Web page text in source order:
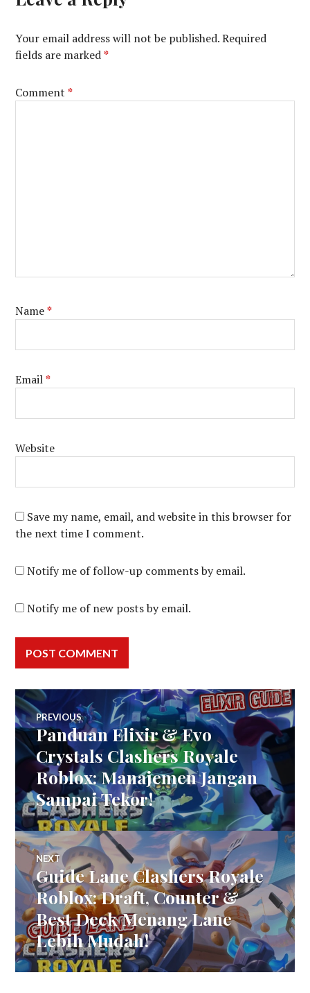
Your email address will not be published. Required
fields are marked*
Comment*
Name*
Email*
Website
Save my name, email, and website in this browser for
the next time I comment.
Notify me of follow-up comments by email.
Notify me of new posts by email.
Post
navigation
PREVIOUS
Previous
post:
Panduan Elixir & Evo
Crystals Clashers Royale
Roblox: Manajemen Jangan
Sampai Tekor!
NEXT
Next
post:
Guide Lane Clashers Royale
Roblox: Draft, Counter &
Best Deck Menang Lane
Lebih Mudah!